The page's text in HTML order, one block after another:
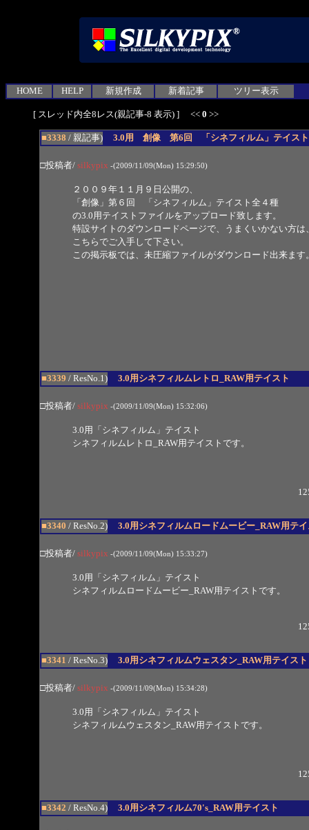
HOME HELP 新規作成 新着記事 ツリー表示
[ スレッド内全8レス(親記事-8 表示) ] << 0 >>
■3338 / 親記事) 3.0用 創像 第6回 「シネフィルム」テイスト
□投稿者/ silkypix -(2009/11/09(Mon) 15:29:50)
２００９年１１月９日公開の、
「創像」第６回 「シネフィルム」テイスト全４種
の3.0用テイストファイルをアップロード致します。
特設サイトのダウンロードページで、うまくいかない方は
こちらでご入手して下さい。
この掲示板では、未圧縮ファイルがダウンロード出来ます
■3339 / ResNo.1) 3.0用シネフィルムレトロ_RAW用テイスト
□投稿者/ silkypix -(2009/11/09(Mon) 15:32:06)
3.0用「シネフィルム」テイスト
シネフィルムレトロ_RAW用テイストです。
■3340 / ResNo.2) 3.0用シネフィルムロードムービー_RAW用テ
□投稿者/ silkypix -(2009/11/09(Mon) 15:33:27)
3.0用「シネフィルム」テイスト
シネフィルムロードムービー_RAW用テイストです。
■3341 / ResNo.3) 3.0用シネフィルムウェスタン_RAW用テイスト
□投稿者/ silkypix -(2009/11/09(Mon) 15:34:28)
3.0用「シネフィルム」テイスト
シネフィルムウェスタン_RAW用テイストです。
■3342 / ResNo.4) 3.0用シネフィルム70's_RAW用テイスト